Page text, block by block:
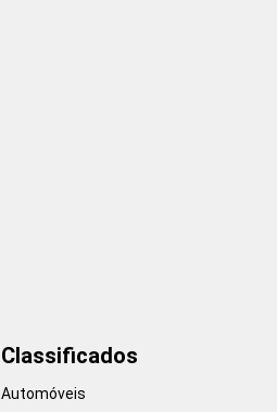
Classificados
Automóveis